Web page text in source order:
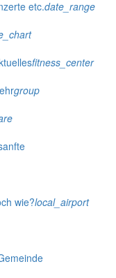
etc.date_range
fitness_center
group
wie?local_airport